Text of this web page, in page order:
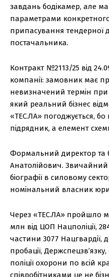
завдань бодікамер, але
параметрами
припасування тендерної
постачальника.
Контракт №2113/25 від
компанії: замовник має
невизначений термін при
який реальний бізнес
«ТЕС.ЛА» погоджується,
підрядник, а елемент
Формальний директор та
Анатолійович. Звичайний
біографії в силовому
номінальний власник
Через «ТЕС.ЛА» пройшло
млн від ЦОП Нацполіції,
частини 3077 Нацгвардії,
пробації,
поліції охорони по всій
співробітниками це не